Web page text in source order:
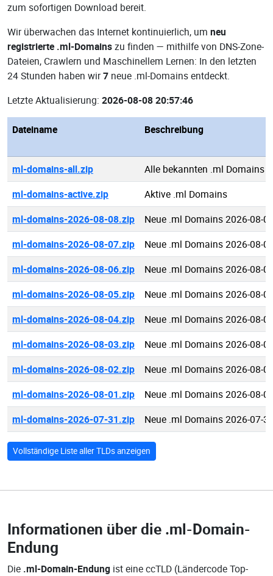
zum sofortigen Download bereit.
Wir überwachen das Internet kontinuierlich, um neu
registrierte .ml-Domainszu finden — mithilfe von DNS-Zone-
Dateien, Crawlern und Maschinellem Lernen: In den letzten
24 Stunden haben wir7 neue .ml-Domains entdeckt.
Letzte Aktualisierung: 2026-08-08 20:57:46
Dateiname Beschreibung
ml-domains-all.zip
Alle bekannten .ml Domains
ml-domains-active.zip
Aktive .ml Domains
ml-domains-2026-08-08.zip
Neue .ml Domains 2026-08-
ml-domains-2026-08-07.zip
Neue .ml Domains 2026-08-
ml-domains-2026-08-06.zip
Neue .ml Domains 2026-08-
ml-domains-2026-08-05.zip
Neue .ml Domains 2026-08-
ml-domains-2026-08-04.zip
Neue .ml Domains 2026-08-
ml-domains-2026-08-03.zip
Neue .ml Domains 2026-08-
ml-domains-2026-08-02.zip
Neue .ml Domains 2026-08-
ml-domains-2026-08-01.zip
Neue .ml Domains 2026-08-
ml-domains-2026-07-31.zip
Neue .ml Domains 2026-07-
Vollständige Liste aller TLDs anzeigen
Informationen über die .ml-Domain-
Endung
Die .ml-Domain-Endung ist eine ccTLD (Ländercode Top-